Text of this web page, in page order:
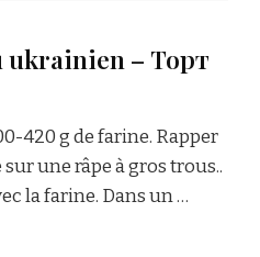
ukrainien – Торт
420 g de farine. Rapper
une râpe à gros trous..
la farine. Dans un …